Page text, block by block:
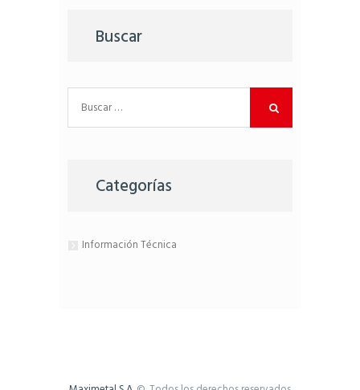
Buscar
Categorías
Información Técnica